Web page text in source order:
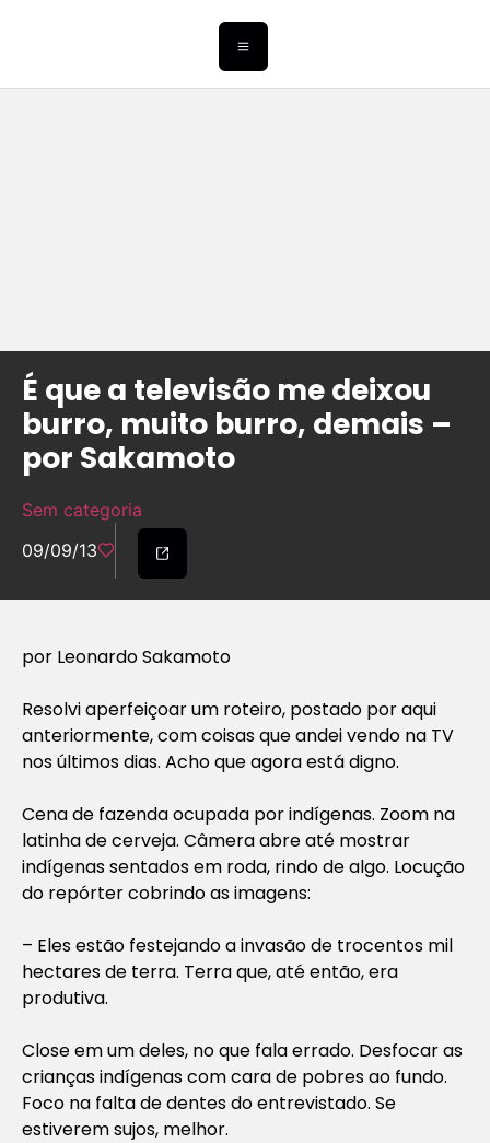
É que a televisão me deixou
burro, muito burro, demais –
por Sakamoto
Sem categoria
09/09/13
por Leonardo Sakamoto
Resolvi aperfeiçoar um roteiro, postado por aqui
anteriormente, com coisas que andei vendo na TV
nos últimos dias. Acho que agora está digno.
Cena de fazenda ocupada por indígenas. Zoom na
latinha de cerveja. Câmera abre até mostrar
indígenas sentados em roda, rindo de algo. Locução
do repórter cobrindo as imagens:
– Eles estão festejando a invasão de trocentos mil
hectares de terra. Terra que, até então, era
produtiva.
Close em um deles, no que fala errado. Desfocar as
crianças indígenas com cara de pobres ao fundo.
Foco na falta de dentes do entrevistado. Se
estiverem sujos, melhor.